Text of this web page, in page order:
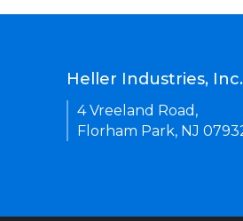
Heller Industries, Inc.
4 Vreeland Road,
Florham Park, NJ